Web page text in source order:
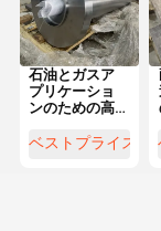
石油とガスア
プリケーショ
ンのための高
耐腐食材料の
ベストプライス